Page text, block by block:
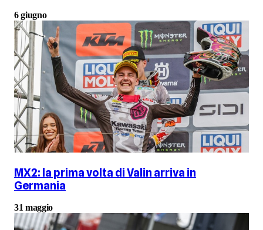
6 giugno
MX2: la prima volta di Valin arriva in
Germania
31 maggio